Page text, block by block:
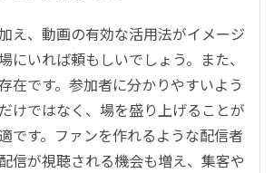
え、動画の有効な活用法がイメージ
にいれば頼もしいでしょう。また、
在です。参加者に分かりやすいよう
けではなく、場を盛り上げることが
です。ファンを作れるような配信者
信が視聴される機会も増え、集客や